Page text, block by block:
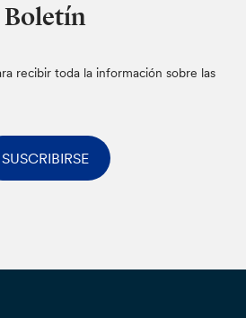
Boletín
recibir toda la información sobre las
SUSCRIBIRSE